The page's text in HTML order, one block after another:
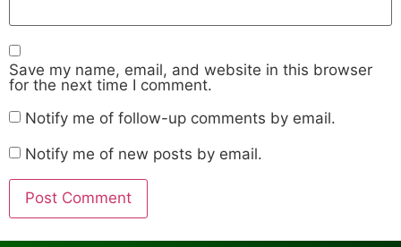
Save my name, email, and website in this browser
for the next time I comment.
Notify me of follow-up comments by email.
Notify me of new posts by email.